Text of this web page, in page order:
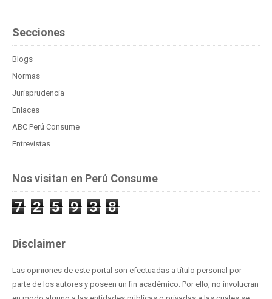
Secciones
Blogs
Normas
Jurisprudencia
Enlaces
ABC Perú Consume
Entrevistas
Nos visitan en Perú Consume
7 2 5 9 3 8
Disclaimer
Las opiniones de este portal son efectuadas a título personal por
parte de los autores y poseen un fin académico. Por ello, no involucran